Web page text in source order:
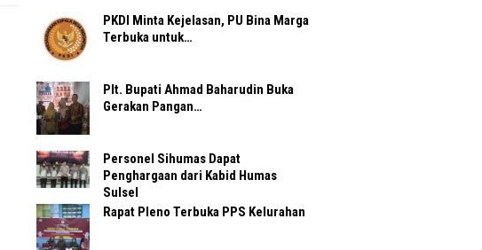
PKDI Minta Kejelasan, PU Bina Marga
Terbuka untuk…
Plt. Bupati Ahmad Baharudin Buka
Gerakan Pangan…
Personel Sihumas Dapat
Penghargaan dari Kabid Humas
Sulsel
Rapat Pleno Terbuka PPS Kelurahan